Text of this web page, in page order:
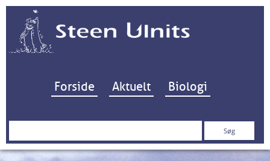
Hop til indhold
Forside Aktuelt Biologi
Søg